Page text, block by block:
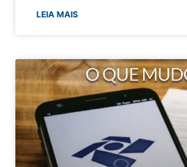
LEIA MAIS